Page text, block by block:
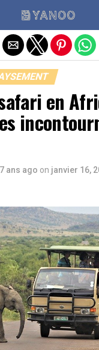
en
7 ans ago on janvier 16,
Quitter la version mobile